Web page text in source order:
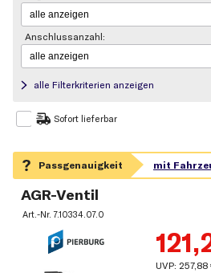
Anschlussanzahl:
alle Filterkriterien anzeigen
Sofort lieferbar
AGR-Ventil
Art.-Nr.7.10334.07.0
UVP:257,88